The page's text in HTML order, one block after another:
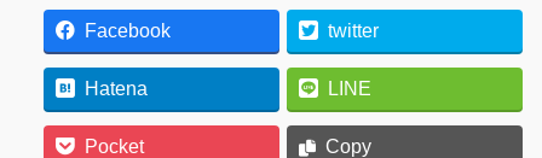
Facebook twitter
Hatena LINE
Pocket Copy